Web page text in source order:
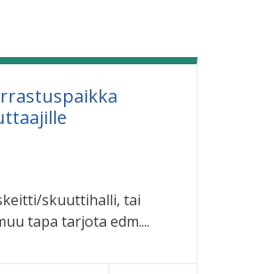
skuuttihalli, tai
tapa tarjota edm....